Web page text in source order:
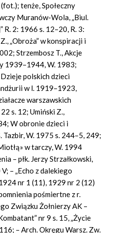
tenże, Społeczny
Muranów-Wola, „Biul.
R. 2: 1966 s. 12–20, R. 3:
„Obroża” w konspiracji i
Strzembosz T., Akcje
1939–1944, W. 1983;
polskich dzieci
w l. 1919–1923,
warszawskich
s. 12; Umiński Z.,
W obronie dzieci i
Tazbir, W. 1975 s. 244–5, 249;
w tarczy, W. 1994
– płk. Jerzy Strzałkowski,
– „Echo z dalekiego
nr 1 (11), 1929 nr 2 (12)
pośmiertne z r.
Związku Żołnierzy AK –
nr 9 s. 15, „Życie
– Arch. Okręgu Warsz. Zw.